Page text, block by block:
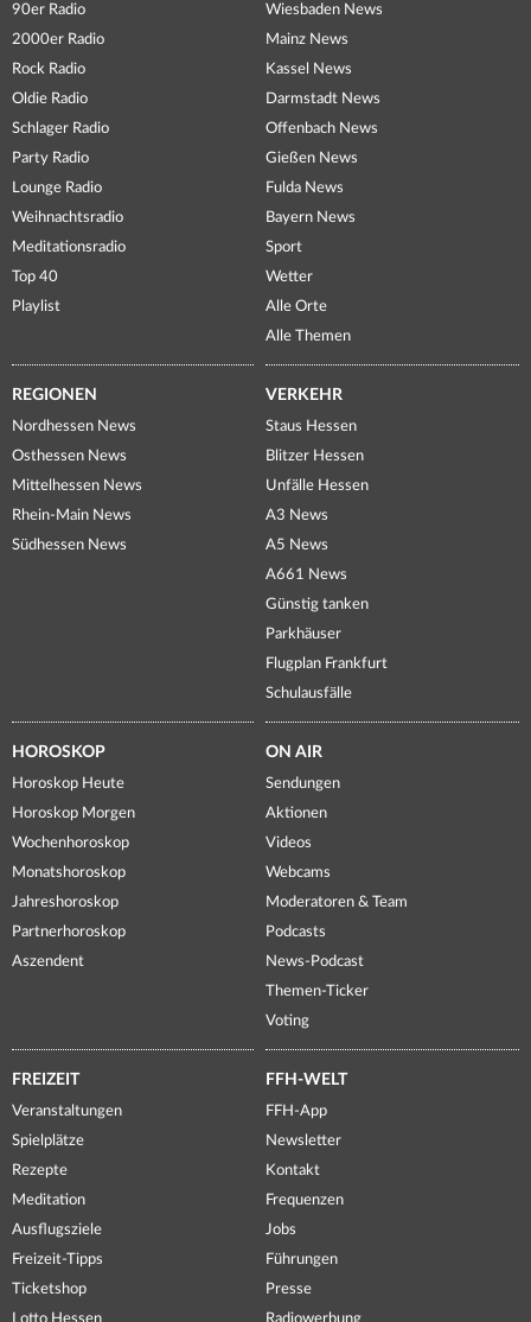
90er Radio
2000er Radio
Rock Radio
Oldie Radio
Schlager Radio
Party Radio
Lounge Radio
Weihnachtsradio
Meditationsradio
Top 40
Playlist
Wiesbaden News
Mainz News
Kassel News
Darmstadt News
Offenbach News
Gießen News
Fulda News
Bayern News
Sport
Wetter
Alle Orte
Alle Themen
REGIONEN
Nordhessen News
Osthessen News
Mittelhessen News
Rhein-Main News
Südhessen News
VERKEHR
Staus Hessen
Blitzer Hessen
Unfälle Hessen
A3 News
A5 News
A661 News
Günstig tanken
Parkhäuser
Flugplan Frankfurt
Schulausfälle
HOROSKOP
Horoskop Heute
Horoskop Morgen
Wochenhoroskop
Monatshoroskop
Jahreshoroskop
Partnerhoroskop
Aszendent
ON AIR
Sendungen
Aktionen
Videos
Webcams
Moderatoren & Team
Podcasts
News-Podcast
Themen-Ticker
Voting
FREIZEIT
Veranstaltungen
Spielplätze
Rezepte
Meditation
Ausflugsziele
Freizeit-Tipps
Ticketshop
Lotto Hessen
FFH-WELT
FFH-App
Newsletter
Kontakt
Frequenzen
Jobs
Führungen
Presse
Radiowerbung